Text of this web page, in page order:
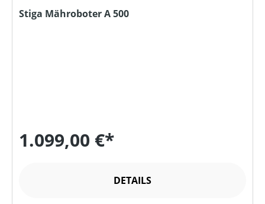
Stiga Mähroboter A 500
1.099,00 €*
DETAILS